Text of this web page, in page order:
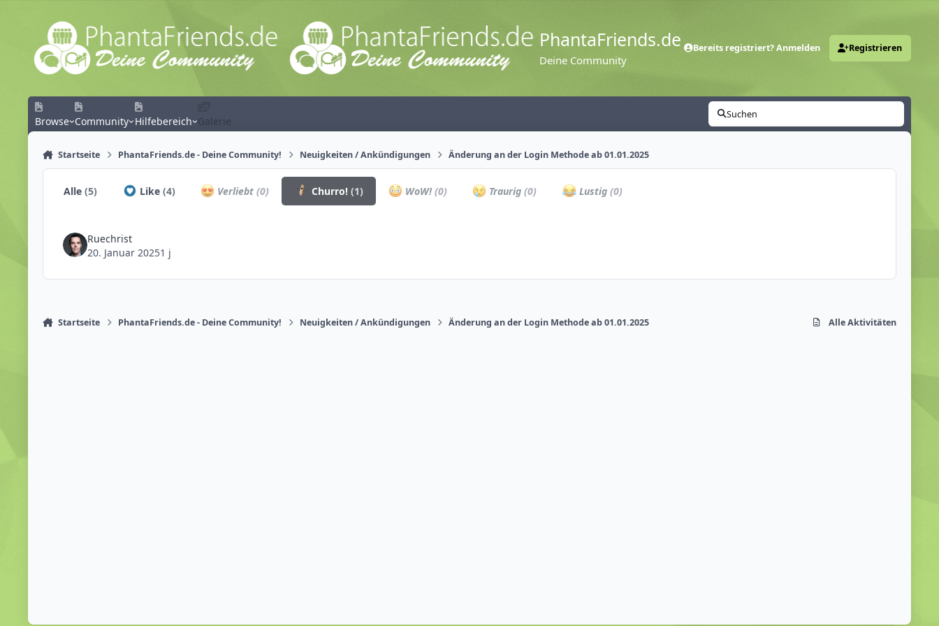
Zum Inhalt springen
PhantaFriends.de
Deine Community
Bereits registriert? Anmelden Registrieren
Browse Community Hilfebereich Galerie
Suchen
Startseite PhantaFriends.de - Deine Community! Neuigkeiten / Ankündigungen Änderung an der Login Methode ab 01.01.2025
Alle(5) Like (4) Verliebt(0) Churro! (1) WoW!(0) Traurig(0) Lustig (0)
Ruechrist
20. Januar 20251 j
Startseite PhantaFriends.de - Deine Community! Neuigkeiten / Ankündigungen Änderung an der Login Methode ab 01.01.2025 Alle Aktivitäten